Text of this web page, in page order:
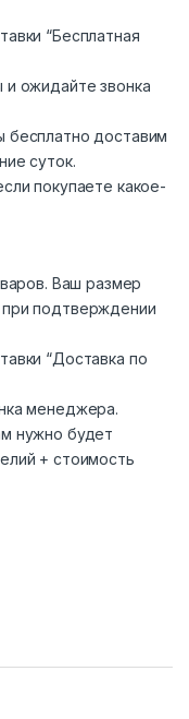
“Бесплатная
ожидайте звонка
бесплатно доставим
суток.
покупаете какое-
Ваш размер
подтверждении
“Доставка по
менеджера.
нужно будет
+ стоимость